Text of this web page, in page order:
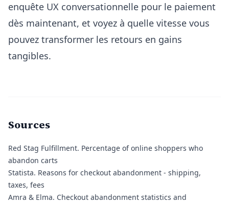
enquête UX conversationnelle pour le paiement
dès maintenant, et voyez à quelle vitesse vous
pouvez transformer les retours en gains
tangibles.
Sources
Red Stag Fulfillment. Percentage of online shoppers who
abandon carts
Statista. Reasons for checkout abandonment - shipping,
taxes, fees
Amra & Elma. Checkout abandonment statistics and